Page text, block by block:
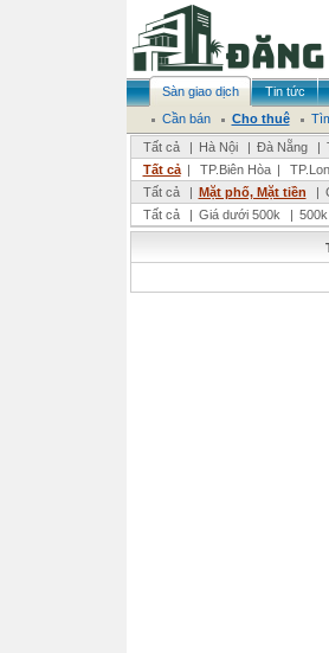
Sàn giao dịch Tin tức
Cần bán
Cho thuê
Tất cả
| Hà Nội | Đà Nẵng |
Tất cả | TP.Biên Hòa |
Tất cả
| Mặt phố, Mặt tiền |
Tất cả
| Giá dưới 500k |